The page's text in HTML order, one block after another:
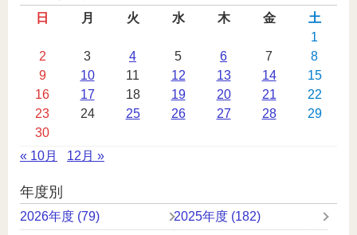
日 月 火 水 木 金
土
1
2
3 4 5 6 7
8
9
10 11 12 13 14
15
16
17 18 19 20 21
22
23
24 25 26 27 28
29
30
« 10月
12月 »
年度別
2026年度 (79)
2025年度 (182)